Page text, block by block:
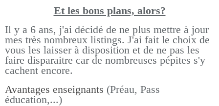
Et les bons plans, alors?
Il y a 6 ans, j'ai décidé de ne plus mettre à jour
mes très nombreux listings. J'ai fait le choix de
vous les laisser à disposition et de ne pas les
faire disparaitre car de nombreuses pépites s'y
cachent encore.
Avantages enseignants (Préau, Pass
éducation,...)